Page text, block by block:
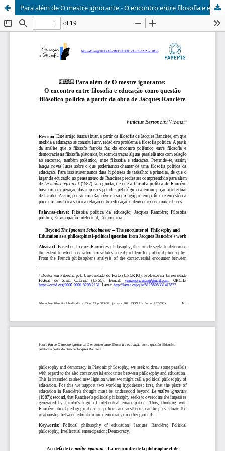
Para além de O mestre ignorante - O encontro entre filosofia e educação como questão filósofico-política a partir da obra de Jacques Rancière